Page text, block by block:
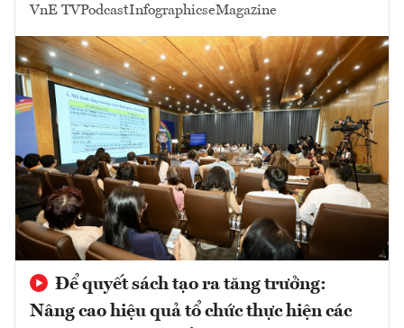
VnE TVPodcastInfographicseMagazine
Để quyết sách tạo ra tăng trưởng:
Nâng cao hiệu quả tổ chức thực hiện các